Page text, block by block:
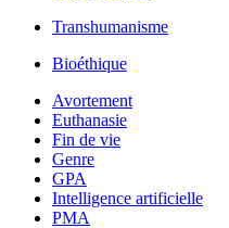
Transhumanisme
Bioéthique
Avortement
Euthanasie
Fin de vie
Genre
GPA
Intelligence artificielle
PMA